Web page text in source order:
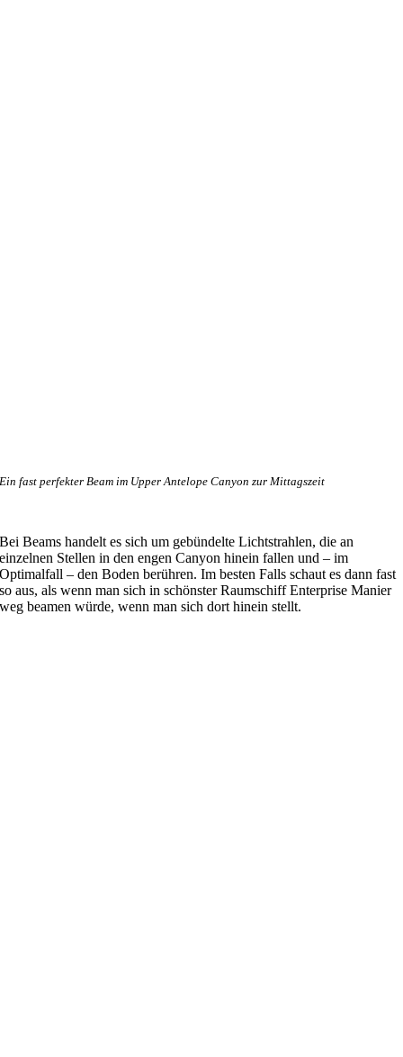
Ein fast perfekter Beam im Upper Antelope Canyon zur Mittagszeit
Bei Beams handelt es sich um gebündelte Lichtstrahlen, die an
einzelnen Stellen in den engen Canyon hinein fallen und – im
Optimalfall – den Boden berühren. Im besten Falls schaut es dann fast
so aus, als wenn man sich in schönster Raumschiff Enterprise Manier
weg beamen würde, wenn man sich dort hinein stellt.